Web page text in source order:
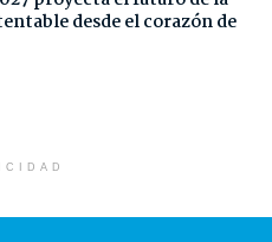
desde el corazón de